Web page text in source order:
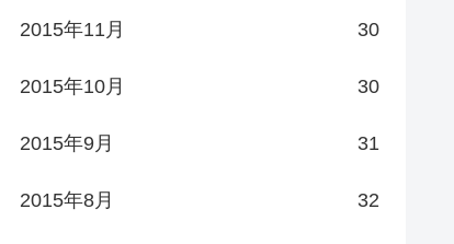
2015年11月 30
2015年10月 30
2015年9月 31
2015年8月 32